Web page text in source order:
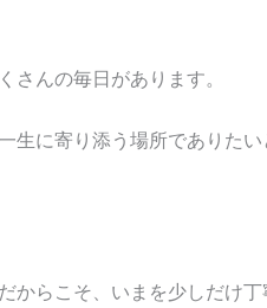
さんの毎日があります。
生に寄り添う場所でありたい
らこそ、いまを少しだけ丁